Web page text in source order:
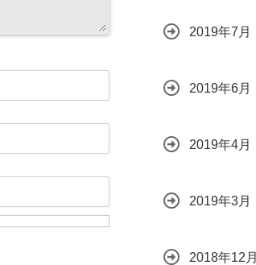
2019年7月
2019年6月
2019年4月
2019年3月
2018年12月